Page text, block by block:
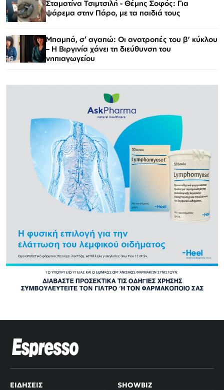
Σταματίνα Τσιμτσιλή - Θέμης Σοφός: Για
ψάρεμα στην Πάρο, με τα παιδιά τους
Μπαμπά, σ’ αγαπώ: Οι ανατροπές του β' κύκλου
– Η Βιργινία χάνει τη διεύθυνση του
νηπιαγωγείου
ΕΙΔΉΣΕΙΣ SHOWBIZ